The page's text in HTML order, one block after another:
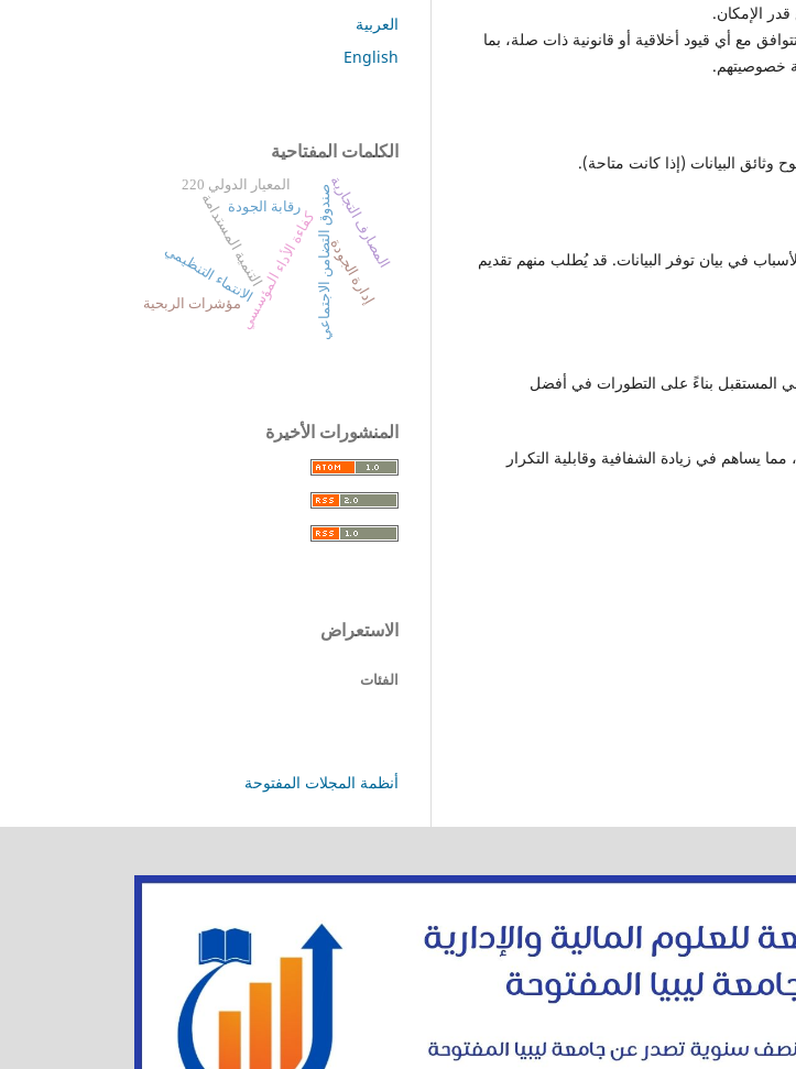
الإمكان.
مع أي قيود أخلاقية أو قانونية ذات صلة، بما
خصوصيتهم.
البيانات (إذا كانت متاحة).
في بيان توفر البيانات. قد يُطلب منهم تقديم
المستقبل بناءً على التطورات في أفضل
يساهم في زيادة الشفافية وقابلية التكرار
العربية
English
الكلمات المفتاحية
الانتماء التنظيميكفاءة الأداء المؤسسيالتنمية المستدامة صندوق التضامن الاجتماعي
المعيار الدولي 220
رقابة الجودة
إدارة الجودة مؤشرات الربحية
المصارف التجارية
المنشورات الأخيرة
الاستعراض
الفئات
أنظمة المجلات المفتوحة